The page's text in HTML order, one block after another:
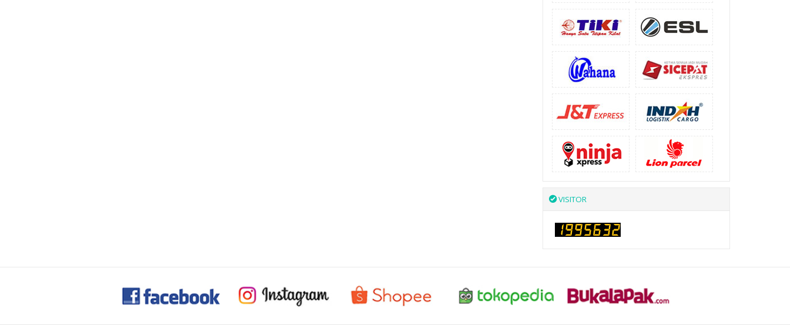
VISITOR